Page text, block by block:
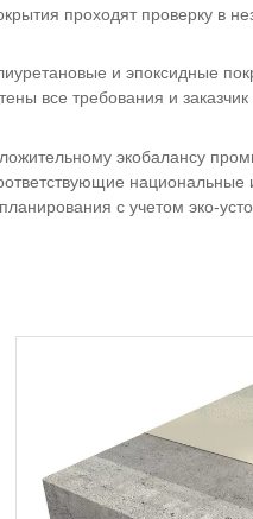
проходят проверку в
и эпоксидные
все требования и
экобалансу
с учетом эко-